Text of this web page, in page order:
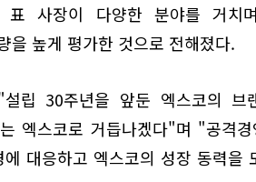
표 사장이 다양한 분야를 거치
을 높게 평가한 것으로 전해졌다.
립 30주년을 앞둔 엑스코의 브
엑스코로 거듭나겠다"며 "공격경
대응하고 엑스코의 성장 동력을